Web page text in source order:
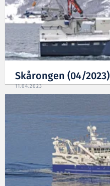
Skårongen (04/2023)
11.04.2023